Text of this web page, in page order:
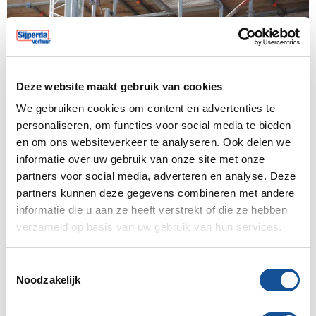
Deze website maakt gebruik van cookies
We gebruiken cookies om content en advertenties te
personaliseren, om functies voor social media te bieden
en om ons websiteverkeer te analyseren. Ook delen we
informatie over uw gebruik van onze site met onze
partners voor social media, adverteren en analyse. Deze
partners kunnen deze gegevens combineren met andere
informatie die u aan ze heeft verstrekt of die ze hebben
verzameld op basis van uw gebruik van hun services.
Noodzakelijk
Het selecteren van een bouwlift doe je waarschijnlijk
niet elke dag, maar wij wel! Wij kijken daarom graag
samen met jou naar de juiste oplossing voor jouw
situatie. Sijperda Verhuur beschikt over professionals
Sijperda Verhuur is gespecialiseerd in de montage en
demontage van bouw- en personenliften. Onze